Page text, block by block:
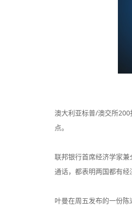
澳大利亚标普/澳交所
点。
联邦银行首席经济学家
通话，都表明两国都有经
叶曼在周五发布的一份
澳大利亚